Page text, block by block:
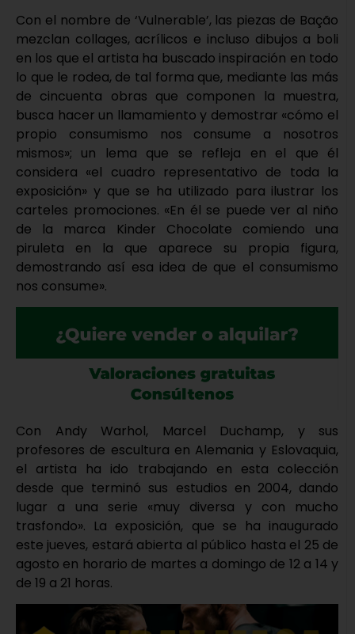
Con el nombre de ‘Vulnerable’, las piezas de Bação
mezclan collages, acrílicos e incluso dibujos a boli
en los que el artista ha buscado inspiración en todo
lo que le rodea, de tal forma que, mediante las más
de cincuenta obras que componen la muestra,
busca hacer un llamamiento y demostrar «cómo el
propio consumismo nos consume a nosotros
mismos»; un lema que se refleja en el que él
considera «el cuadro representativo de toda la
exposición» y que se ha utilizado para ilustrar los
carteles promociones. «En él se puede ver al niño
de la marca Kinder Chocolate comiendo una
piruleta en la que aparece su propia figura,
demostrando así esa idea de que el consumismo
nos consume».
Con Andy Warhol, Marcel Duchamp, y sus
profesores de escultura en Alemania y Eslovaquia,
el artista ha ido trabajando en esta colección
desde que terminó sus estudios en 2004, dando
lugar a una serie «muy diversa y con mucho
trasfondo». La exposición, que se ha inaugurado
este jueves, estará abierta al público hasta el 25 de
agosto en horario de martes a domingo de 12 a 14 y
de 19 a 21 horas.